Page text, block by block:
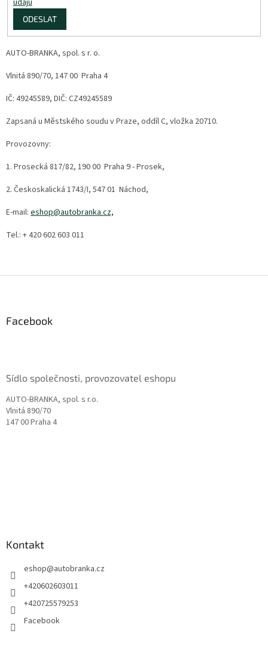
ODESLAT
AUTO-BRANKA, spol. s r. o.
Vlnitá 890/70, 147 00 Praha 4
IČ: 49245589, DIČ: CZ49245589
Zapsaná u Městského soudu v Praze, oddíl C, vložka 20710.
Provozovny:
1. Prosecká 817/82, 190 00 Praha 9 - Prosek,
2. Českoskalická 1743/I, 547 01 Náchod,
E-mail: eshop@autobranka.cz,
Tel.: + 420 602 603 011
Facebook
Sídlo společnosti, provozovatel eshopu
AUTO-BRANKA, spol. s r.o.
Vlnitá 890/70
147 00 Praha 4
Kontakt
eshop@autobranka.cz
+420602603011
+420725579253
Facebook